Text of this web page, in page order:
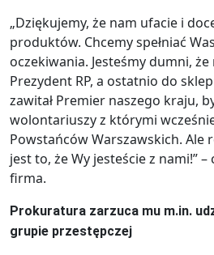
„Dziękujemy, że nam ufacie i
produktów. Chcemy spełniać
oczekiwania. Jesteśmy dumni,
Prezydent RP, a ostatnio do
zawitał Premier naszego kraju,
wolontariuszy z którymi
Powstańców Warszawskich. Ale
jest to, że Wy jesteście z nami!” –
firma.
Prokuratura zarzuca mu m.in.
grupie przestępczej